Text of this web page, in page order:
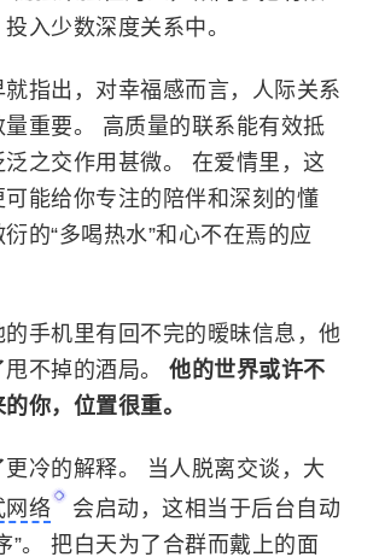
入少数深度关系中。
指出，对幸福感而言，人际关系
量重要。 高质量的联系能有效抵
之交作用甚微。 在爱情里，这
能给你专注的陪伴和深刻的懂
的“多喝热水”和心不在焉的应
手机里有回不完的暧昧信息，他
不掉的酒局。 他的世界或许不
你，位置很重。
冷的解释。 当人脱离交谈，大
网络
会启动，这相当于后台自动
”。 把白天为了合群而戴上的面